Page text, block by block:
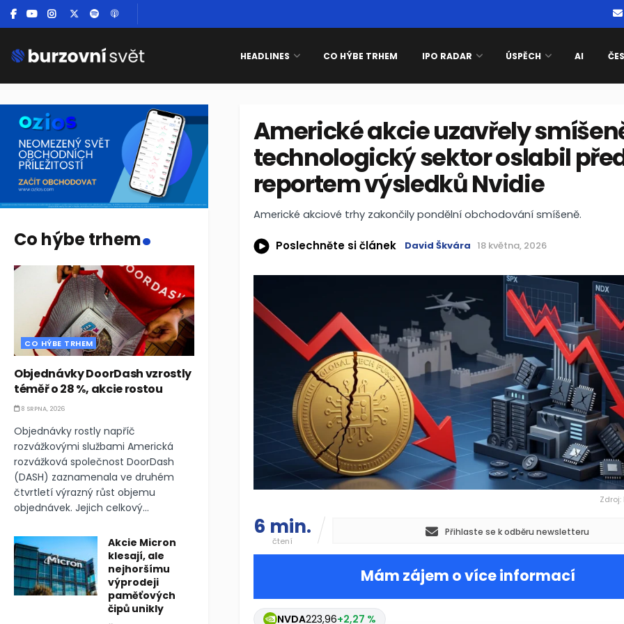
HEADLINES CO HÝBE TRHEM IPO RADAR ÚSPĚCH AI
Americké akcie uzavřely
technologický sektor oslabil
reportem výsledků Nvidie
Americké akciové trhy zakončily pondělní obchodování smíšeně.
Poslechněte si článek David Škvára 18 května, 2026
Zdroj:
6 min.
čtení
Přihlaste se k odběru newsletteru
Mám zájem o více informací
NVDA223,96+2,27 %
Co hýbe trhem.
CO HÝBE TRHEM
Objednávky DoorDash vzrostly
téměř o 28 %, akcie rostou
8 SRPNA, 2026
Objednávky rostly napříč
rozvážkovými službami Americká
rozvážková společnost DoorDash
(DASH) zaznamenala ve druhém
čtvrtletí výrazný růst objemu
objednávek. Jejich celkový...
Akcie Micron
klesají, ale
nejhoršímu
výprodeji
paměťových
čipů unikly